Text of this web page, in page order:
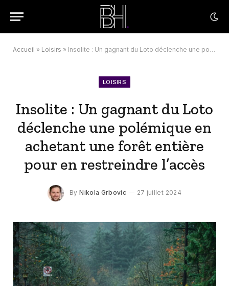
Accueil » Loisirs » Insolite : Un gagnant du Loto déclenche une polémique en achetant une forêt entière pour en restreindre l’accès
LOISIRS
Insolite : Un gagnant du Loto
déclenche une polémique en
achetant une forêt entière
pour en restreindre l’accès
By Nikola Grbovic 27 juillet 2024